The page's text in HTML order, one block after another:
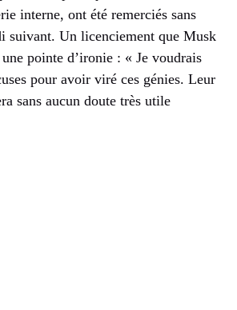
interne, ont été remerciés sans
suivant. Un licenciement que Musk
pointe d’ironie : « Je voudrais
pour avoir viré ces génies. Leur
sans aucun doute très utile